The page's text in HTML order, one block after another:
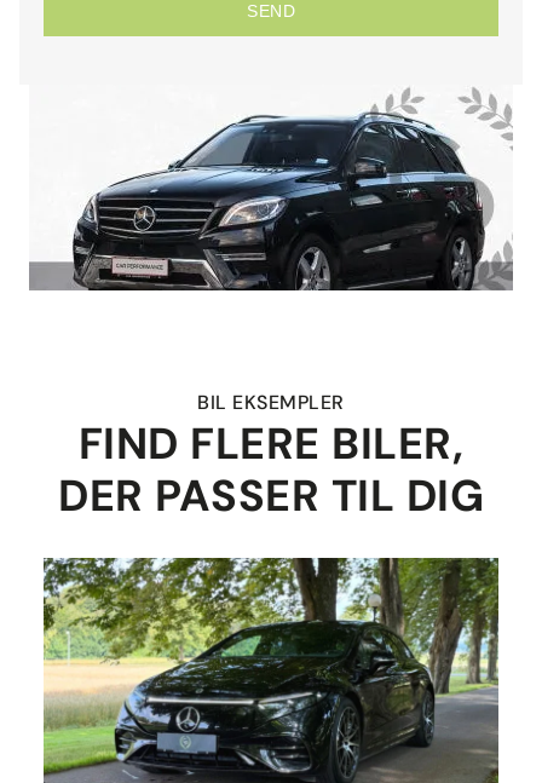
SEND
BIL EKSEMPLER
FIND FLERE BILER,
DER PASSER TIL DIG